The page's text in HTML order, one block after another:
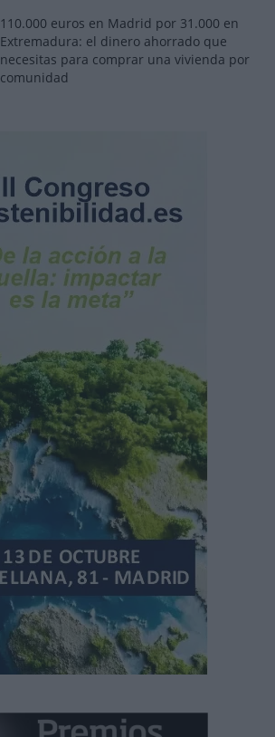
110.000 euros en Madrid por 31.000 en
Extremadura: el dinero ahorrado que
necesitas para comprar una vivienda por
comunidad